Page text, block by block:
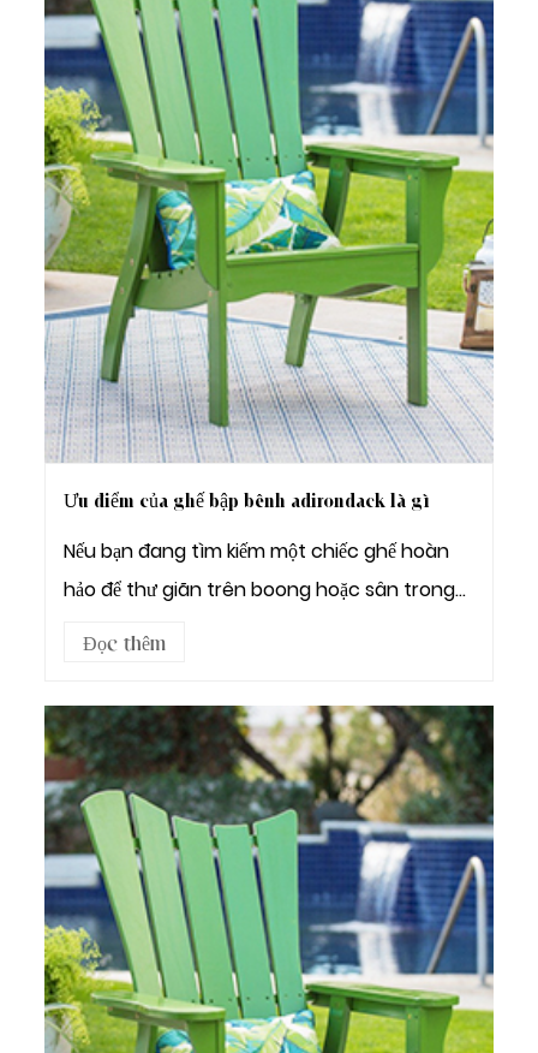
Ưu điểm của ghế bập bênh adirondack là gì
Nếu bạn đang tìm kiếm một chiếc ghế hoàn
hảo để thư giãn trên boong hoặc sân trong
Đọc thêm